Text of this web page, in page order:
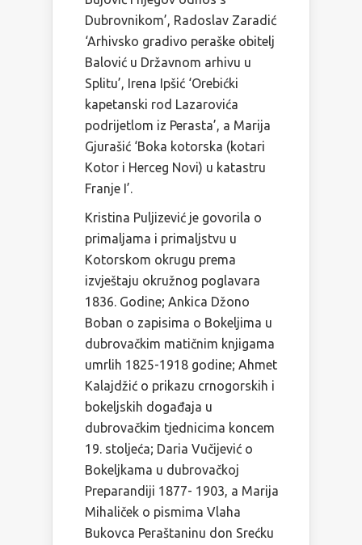
Dubrovnikom’, Radoslav Zaradić
‘Arhivsko gradivo peraške obitelj
Balović u Državnom arhivu u
Splitu’, Irena Ipšić ‘Orebićki
kapetanski rod Lazarovića
podrijetlom iz Perasta’, a Marija
Gjurašić ‘Boka kotorska (kotari
Kotor i Herceg Novi) u katastru
Franje I’.
Kristina Puljizević je govorila o
primaljama i primaljstvu u
Kotorskom okrugu prema
izvještaju okružnog poglavara
1836. Godine; Ankica Džono
Boban o zapisima o Bokeljima u
dubrovačkim matičnim knjigama
umrlih 1825-1918 godine; Ahmet
Kalajdžić o prikazu crnogorskih i
bokeljskih događaja u
dubrovačkim tjednicima koncem
19. stoljeća; Daria Vučijević o
Bokeljkama u dubrovačkoj
Preparandiji 1877- 1903, a Marija
Mihaliček o pismima Vlaha
Bukovca Peraštaninu don Srećku